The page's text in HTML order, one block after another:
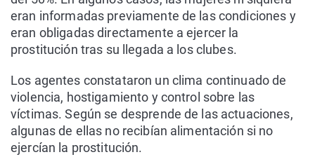
eran informadas previamente de las condiciones y
eran obligadas directamente a ejercer la
prostitución tras su llegada a los clubes.
Los agentes constataron un clima continuado de
violencia, hostigamiento y control sobre las
víctimas. Según se desprende de las actuaciones,
algunas de ellas no recibían alimentación si no
ejercían la prostitución.